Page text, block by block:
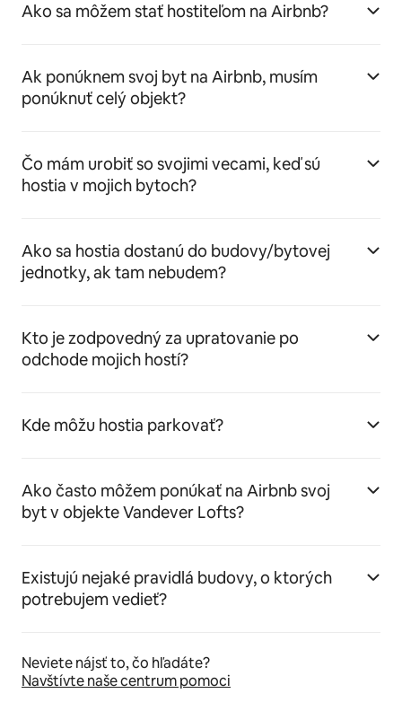
Ako sa môžem stať hostiteľom na Airbnb?
Ak ponúknem svoj byt na Airbnb, musím
ponúknuť celý objekt?
Čo mám urobiť so svojimi vecami, keď sú
hostia v mojich bytoch?
Ako sa hostia dostanú do budovy/bytovej
jednotky, ak tam nebudem?
Kto je zodpovedný za upratovanie po
odchode mojich hostí?
Kde môžu hostia parkovať?
Ako často môžem ponúkať na Airbnb svoj
byt v objekte Vandever Lofts?
Existujú nejaké pravidlá budovy, o ktorých
potrebujem vedieť?
Neviete nájsť to, čo hľadáte?
Navštívte naše centrum pomoci